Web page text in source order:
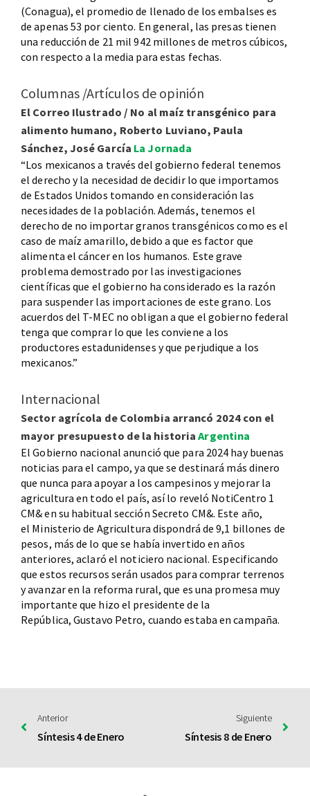
(Conagua), el promedio de llenado de los embalses es
de apenas 53 por ciento. En general, las presas tienen
una reducción de 21 mil 942 millones de metros cúbicos,
con respecto a la media para estas fechas.
Columnas /Artículos de opinión
El Correo Ilustrado / No al maíz transgénico para
alimento humano, Roberto Luviano, Paula
Sánchez, José García La Jornada
“Los mexicanos a través del gobierno federal tenemos
el derecho y la necesidad de decidir lo que importamos
de Estados Unidos tomando en consideración las
necesidades de la población. Además, tenemos el
derecho de no importar granos transgénicos como es el
caso de maíz amarillo, debido a que es factor que
alimenta el cáncer en los humanos. Este grave
problema demostrado por las investigaciones
científicas que el gobierno ha considerado es la razón
para suspender las importaciones de este grano. Los
acuerdos del T-MEC no obligan a que el gobierno federal
tenga que comprar lo que les conviene a los
productores estadunidenses y que perjudique a los
mexicanos.”
Internacional
Sector agrícola de Colombia arrancó 2024 con el
mayor presupuesto de la historiaArgentina
El Gobierno nacional anunció que para 2024 hay buenas
noticias para el campo, ya que se destinará más dinero
que nunca para apoyar a los campesinos y mejorar la
agricultura en todo el país, así lo reveló NotiCentro 1
CM& en su habitual sección Secreto CM&. Este año,
el Ministerio de Agricultura dispondrá de 9,1 billones de
pesos, más de lo que se había invertido en años
anteriores, aclaró el noticiero nacional. Especificando
que estos recursos serán usados para comprar terrenos
y avanzar en la reforma rural, que es una promesa muy
importante que hizo el presidente de la
República, Gustavo Petro, cuando estaba en campaña.
Anterior
Síntesis 4 de Enero
Siguiente
Síntesis 8 de Enero